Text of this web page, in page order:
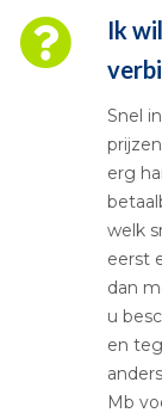
Ik
Snel
erg
welk
eerst
dan
u
en
Mb